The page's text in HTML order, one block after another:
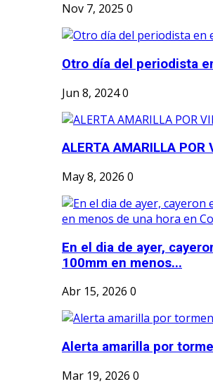
Nov 7, 2025 0
Otro día del periodista
Jun 8, 20240
ALERTA AMARILLA POR
May 8, 2026 0
En el dia de ayer,
100mm en menos...
Abr 15, 2026 0
Alerta amarilla por
Mar 19, 2026 0